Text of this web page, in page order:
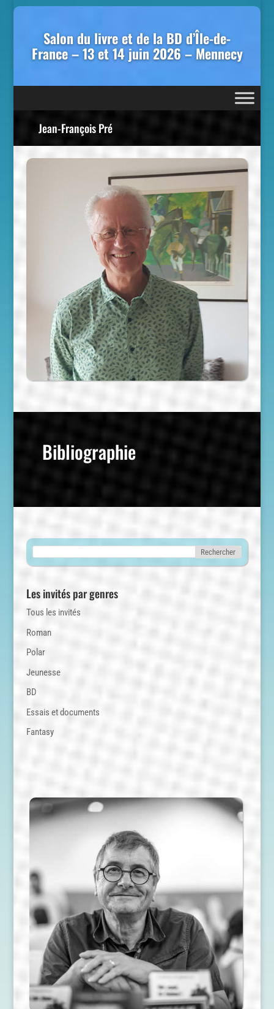
Salon du livre et de la BD d’Île-de-
France – 13 et 14 juin 2026 – Mennecy
Jean-François Pré
Bibliographie
Les invités par genres
Tous les invités
Roman
Polar
Jeunesse
BD
Essais et documents
Fantasy